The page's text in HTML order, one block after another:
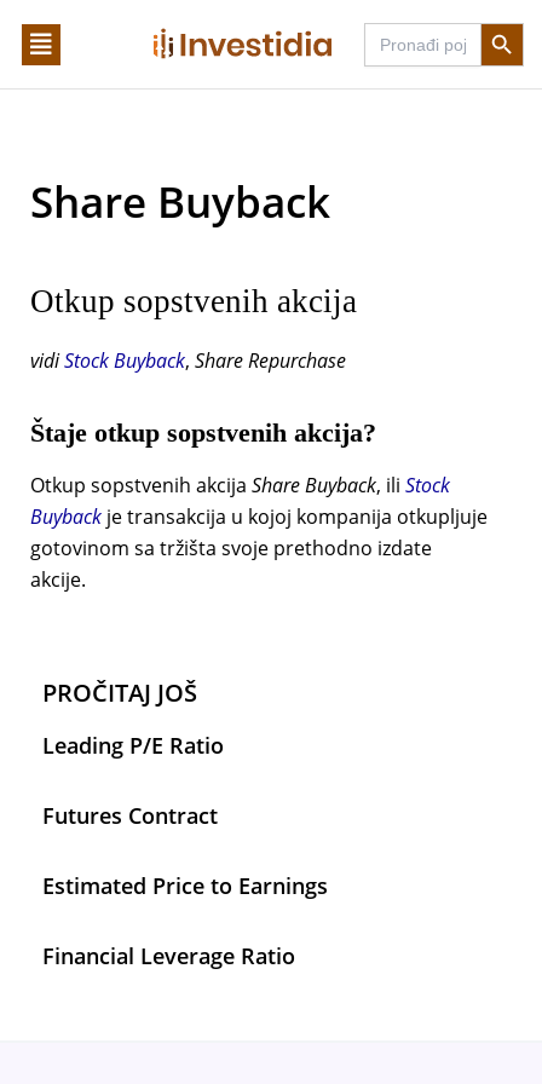
Search
for:
Search
Share Buyback
Otkup sopstvenih akcija
vidiStock Buyback, Share Repurchase
Štaje otkup sopstvenih akcija?
Otkup sopstvenih akcija Share Buyback, ili Stock
Buybackje transakcija u kojoj kompanija otkupljuje
gotovinom sa tržišta svoje prethodno izdate
akcije.
PROČITAJ JOŠ
Leading P/E Ratio
Futures Contract
Estimated Price to Earnings
Financial Leverage Ratio